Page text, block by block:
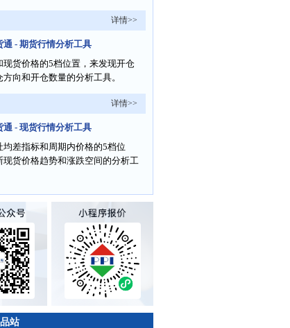
详情>>
通 - 期货行情分析工具
现货价格的5档位置，来发现开仓
方向和开仓数量的分析工具。
详情>>
通 - 现货行情分析工具
均差指标和周期内价格的5档位
现货价格趋势和涨跌空间的分析工
站